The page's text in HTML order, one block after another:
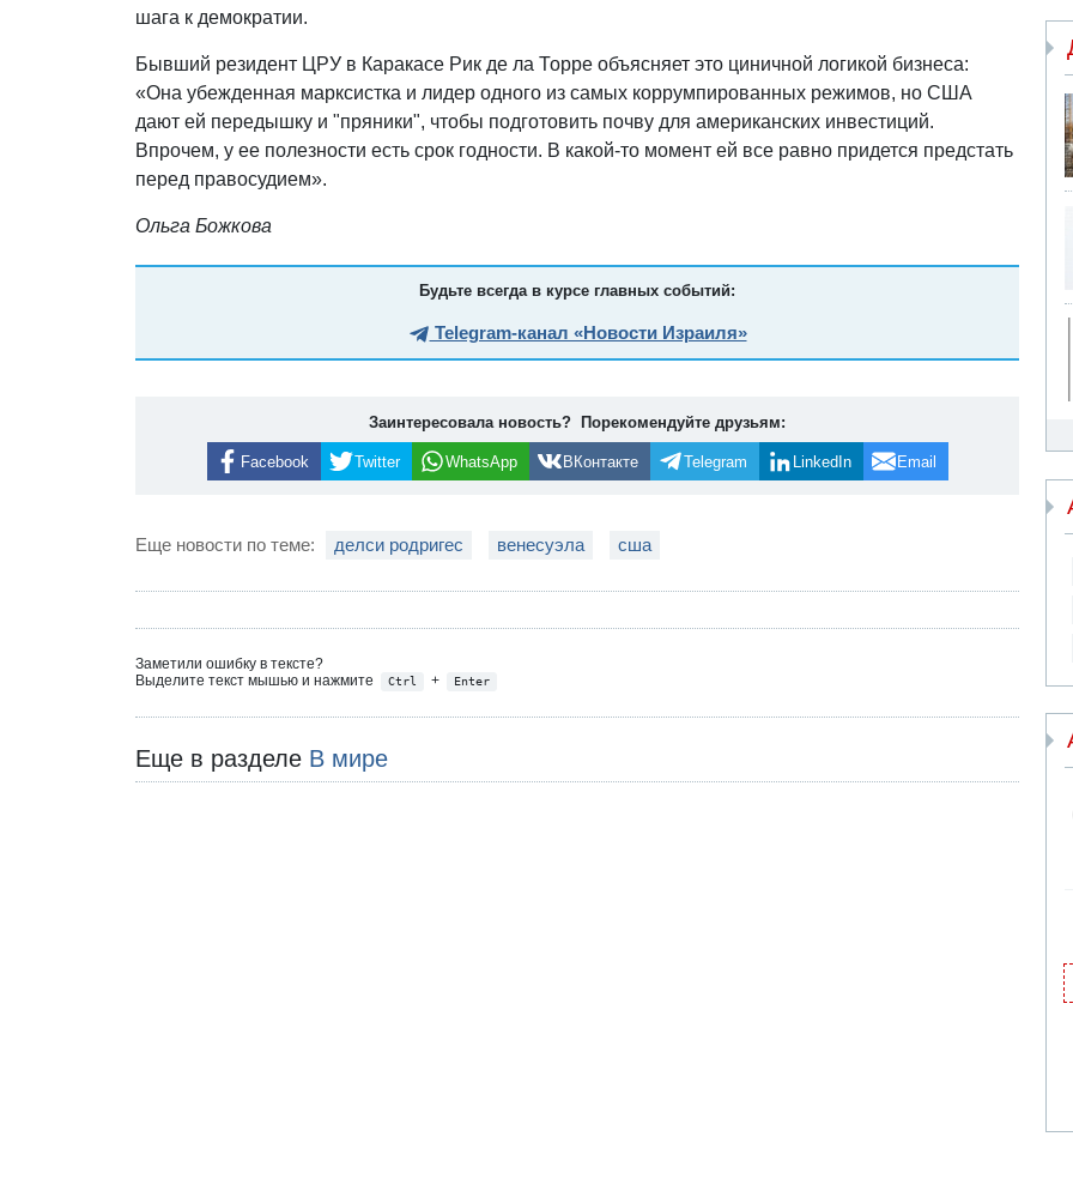
шага к демократии.
Бывший резидент ЦРУ в Каракасе Рик де ла Торре объясняет это циничной логикой бизнеса:
«Она убежденная марксистка и лидер одного из самых коррумпированных режимов, но США
дают ей передышку и "пряники", чтобы подготовить почву для американских инвестиций.
Впрочем, у ее полезности есть срок годности. В какой-то момент ей все равно придется предстать
перед правосудием».
Ольга Божкова
Будьте всегда в курсе главных событий:
Telegram-канал «Новости Израиля»
Заинтересовала новость? Порекомендуйте друзьям:
Facebook Twitter WhatsApp ВКонтакте Telegram LinkedIn Email
Еще новости по теме: делси родригес венесуэла сша
Заметили ошибку в тексте?
Выделите текст мышью и нажмите
Ctrl + Enter
Еще в разделе В мире